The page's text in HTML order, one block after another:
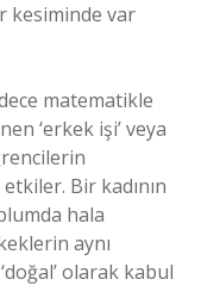
kesiminde var
matematikle
‘erkek işi’ veya
Bir kadının
hala
aynı
olarak kabul